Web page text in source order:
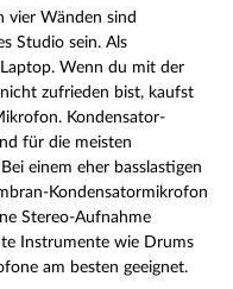
vier Wänden sind
Studio sein. Als
Wenn du mit der
zufrieden bist, kaufst
Kondensator-
für die meisten
einem eher basslastigen
Kondensatormikrofon
Stereo-Aufnahme
Instrumente wie Drums
am besten geeignet.